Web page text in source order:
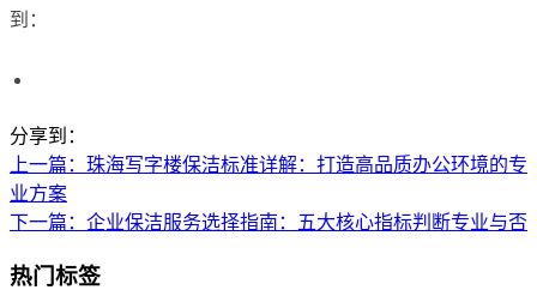
到：
分享到：
上一篇 ：珠海写字楼保洁标准详解：打造高品质办公环境的专
业方案
下一篇 ：企业保洁服务选择指南：五大核心指标判断专业与否
热门标签